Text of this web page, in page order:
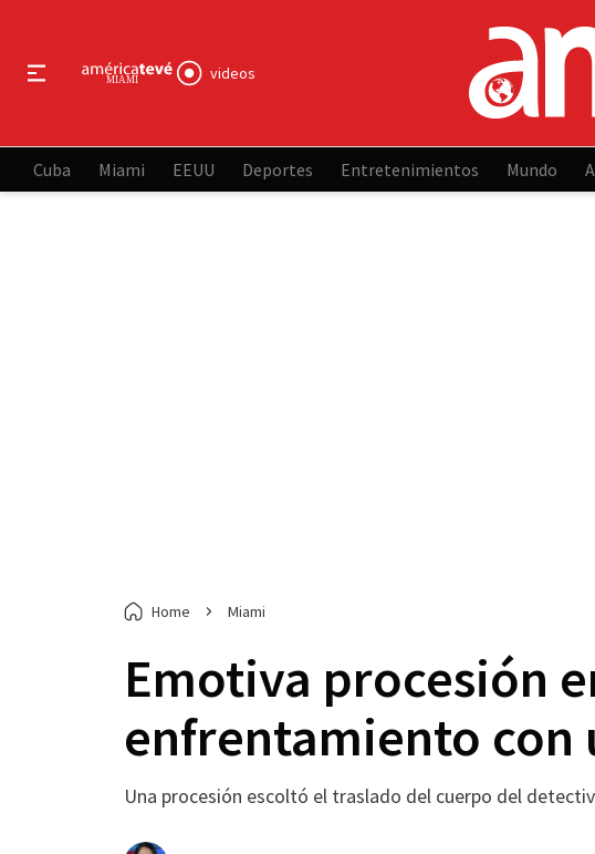
videos
Cuba Miami EEUU Deportes Entretenimientos Mundo
Home Miami
Emotiva procesión
enfrentamiento con
Una procesión escoltó el traslado del cuerpo del